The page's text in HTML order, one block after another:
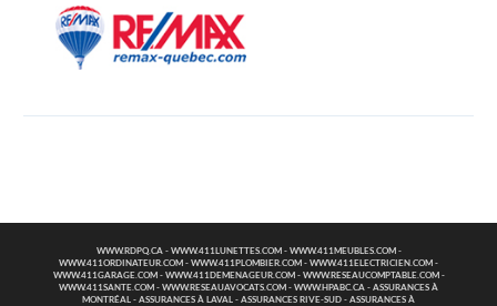
WWW.RDPQ.CA- WWW.411LUNETTES.COM - WWW.411MEUBLES.COM -
WWW.411ORDINATEUR.COM - WWW.411PLOMBIER.COM - WWW.411ELECTRICIEN.COM -
WWW.411GARAGE.COM - WWW.411DEMENAGEUR.COM - WWW.RESEAUCOMPTABLE.COM -
WWW.411SANTE.COM - WWW.RESEAUAVOCATS.COM - WWW.HPABC.CA - ASSURANCES À
MONTRÉAL - ASSURANCES À LAVAL - ASSURANCES RIVE-SUD - ASSURANCES À